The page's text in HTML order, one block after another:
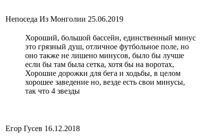
Непоседа Из Монголии 25.06.2019
Хороший, большой бассейн, единственный минус
это грязный душ, отличное футбольное поле, но
оно также не лишено минусов, было бы лучше
если бы там была сетка, хотя бы на воротах,
Хорошие дорожки для бега и ходьбы, в целом
хорошее заведение но, везде есть свои минусы,
так что 4 звезды
Егор Гусев 16.12.2018